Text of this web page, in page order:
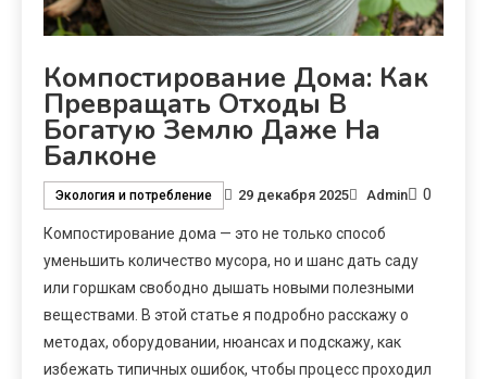
Компостирование Дома: Как
Превращать Отходы В
Богатую Землю Даже На
Балконе
Экология и потребление 29 декабря 2025 Admin 0
Компостирование дома — это не только способ
уменьшить количество мусора, но и шанс дать саду
или горшкам свободно дышать новыми полезными
веществами. В этой статье я подробно расскажу о
методах, оборудовании, нюансах и подскажу, как
избежать типичных ошибок, чтобы процесс проходил